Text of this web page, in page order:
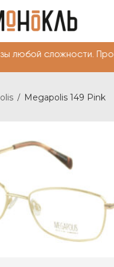
/ Megapolis 149 Pink